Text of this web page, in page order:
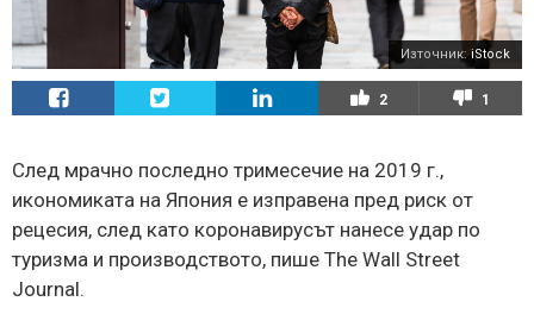
Източник:iStock
2 1
След мрачно последно тримесечие на 2019 г.,
икономиката на Япония е изправена пред риск от
рецесия, след като коронавирусът нанесе удар по
туризма и производството, пише The Wall Street
Journal.